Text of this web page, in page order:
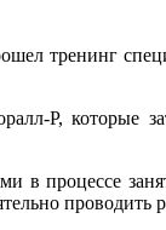
тренинг
Р, которые
в процессе